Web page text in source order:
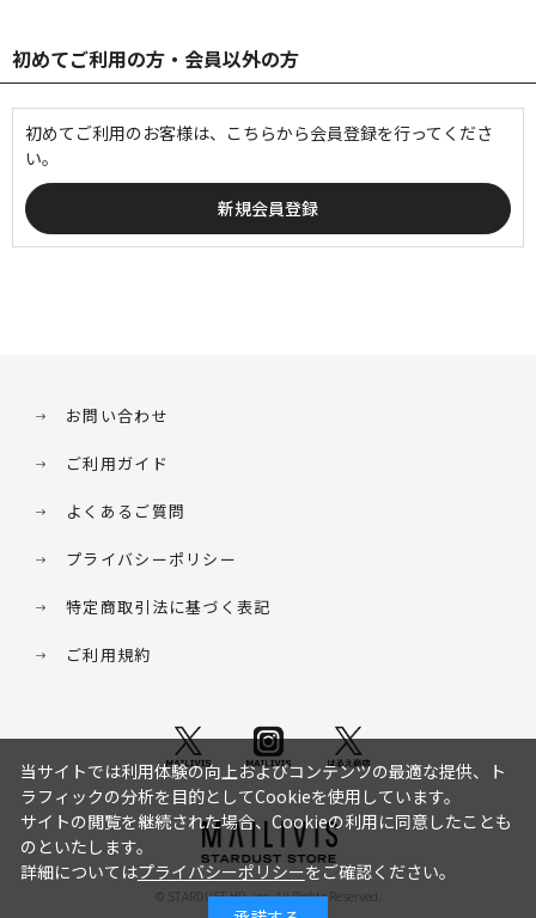
初めてご利用の方・会員以外の方
初めてご利用のお客様は、こちらから会員登録を行ってくださ
い。
お問い合わせ
ご利用ガイド
よくあるご質問
プライバシーポリシー
特定商取引法に基づく表記
ご利用規約
© STARDUST HD. inc. All Rights Reserved.
当サイトでは利用体験の向上およびコンテンツの最適な提供、ト
ラフィックの分析を目的としてCookieを使用しています。
サイトの閲覧を継続された場合、Cookieの利用に同意したことも
のといたします。
詳細についてはプライバシーポリシーをご確認ください。